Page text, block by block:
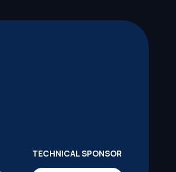
TECHNICAL SPONSOR